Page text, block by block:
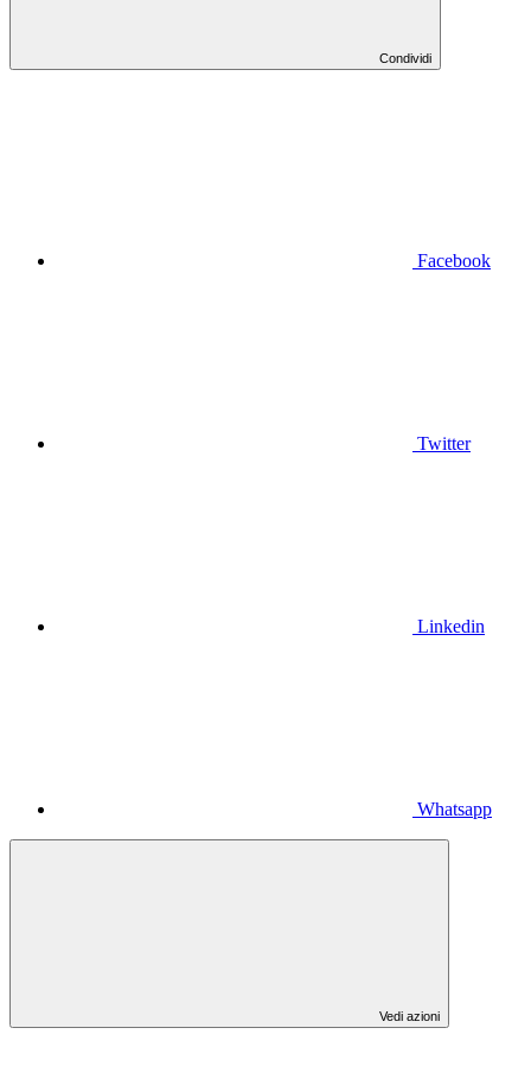
Condividi
Facebook
Twitter
Linkedin
Whatsapp
Vedi azioni